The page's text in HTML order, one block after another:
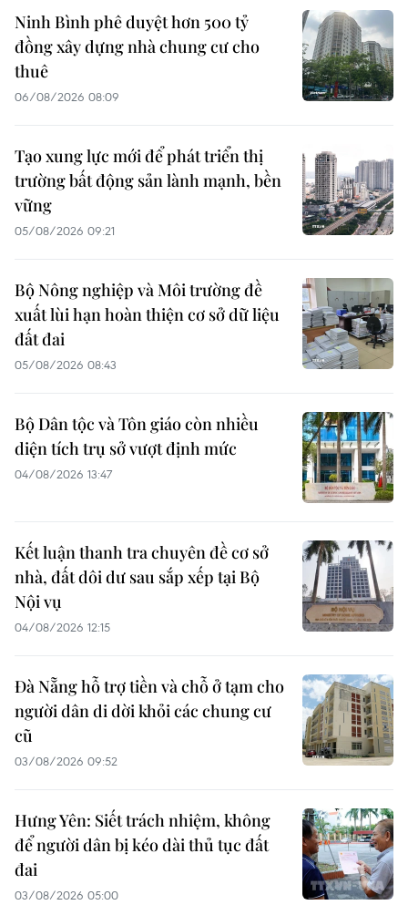
Ninh Bình phê duyệt hơn 500 tỷ
đồng xây dựng nhà chung cư cho
thuê
06/08/2026 08:09
Tạo xung lực mới để phát triển thị
trường bất động sản lành mạnh, bền
vững
05/08/2026 09:21
Bộ Nông nghiệp và Môi trường đề
xuất lùi hạn hoàn thiện cơ sở dữ liệu
đất đai
05/08/2026 08:43
Bộ Dân tộc và Tôn giáo còn nhiều
diện tích trụ sở vượt định mức
04/08/2026 13:47
Kết luận thanh tra chuyên đề cơ sở
nhà, đất dôi dư sau sắp xếp tại Bộ
Nội vụ
04/08/2026 12:15
Đà Nẵng hỗ trợ tiền và chỗ ở tạm cho
người dân di dời khỏi các chung cư
cũ
03/08/2026 09:52
Hưng Yên: Siết trách nhiệm, không
để người dân bị kéo dài thủ tục đất
đai
03/08/2026 05:00